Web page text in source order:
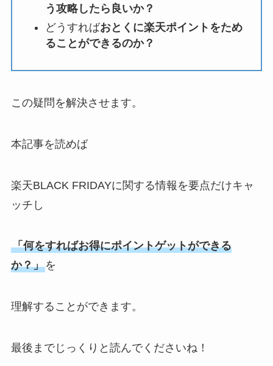
う攻略したら良いか？
どうすればおとくに楽天ポイントをため
ることができるのか？
この疑問を解決させます。
本記事を読めば
楽天BLACK FRIDAYに関する情報を要点だけキャ
ッチし
「何をすればお得にポイントゲットができる
か？」を
理解することができます。
最後までじっくりと読んでくださいね！